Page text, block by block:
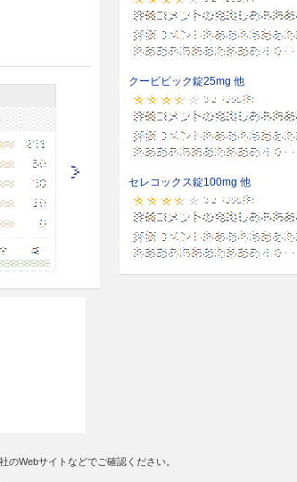
腸癌
1日1
降は4
好であ
本剤投
室駆
止を判
検査
機能検
クービビック錠25mg 他
セレコックス錠100mg 他
Webサイトなどでご確認ください。